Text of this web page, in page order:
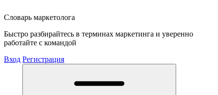
Словарь маркетолога
Быстро разбирайтесь в терминах маркетинга и уверенно
работайте с командой
Вход Регистрация